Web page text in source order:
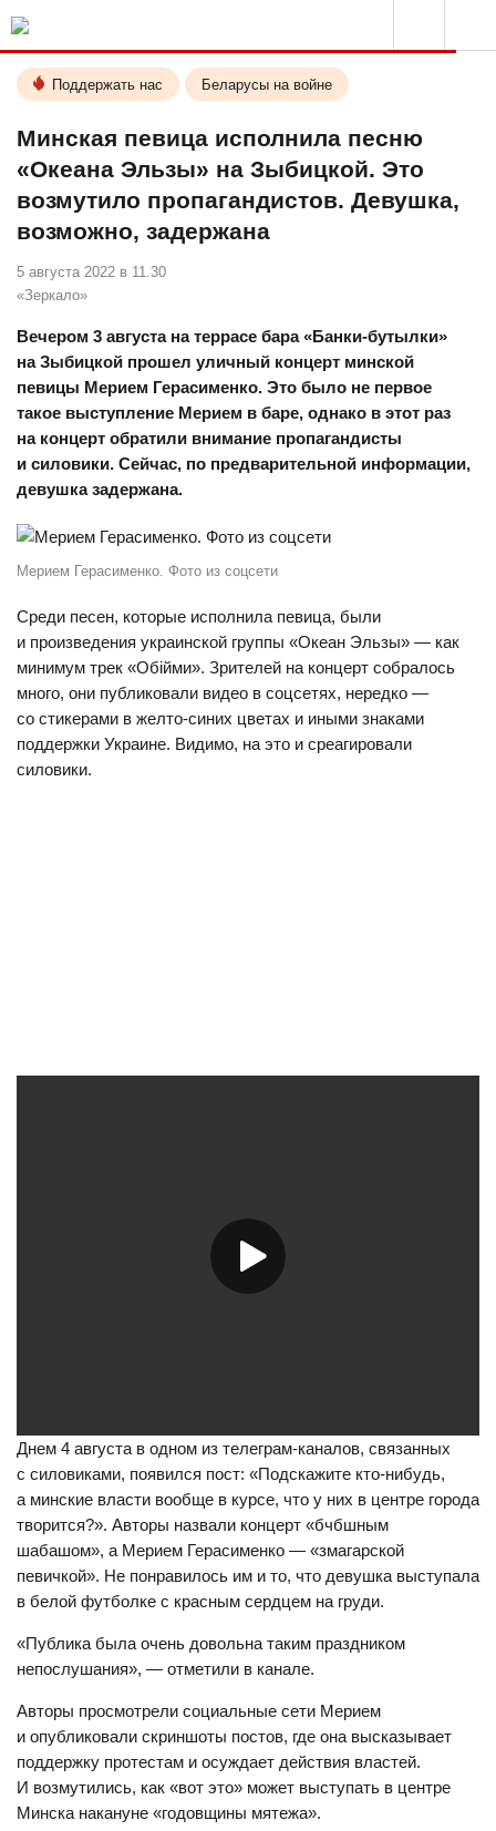
Поддержать нас Беларусы на войне
Минская певица исполнила песню
«Океана Эльзы» на Зыбицкой. Это
возмутило пропагандистов. Девушка,
возможно, задержана
5 августа 2022 в 11.30
«Зеркало»
Вечером 3 августа на террасе бара «Банки-бутылки»
на Зыбицкой прошел уличный концерт минской
певицы Мерием Герасименко. Это было не первое
такое выступление Мерием в баре, однако в этот раз
на концерт обратили внимание пропагандисты
и силовики. Сейчас, по предварительной информации,
девушка задержана.
Мерием Герасименко. Фото из соцсети
Среди песен, которые исполнила певица, были
и произведения украинской группы «Океан Эльзы» — как
минимум трек «Обійми». Зрителей на концерт собралось
много, они публиковали видео в соцсетях, нередко —
со стикерами в желто-синих цветах и иными знаками
поддержки Украине. Видимо, на это и среагировали
силовики.
Днем 4 августа в одном из телеграм-каналов, связанных
с силовиками, появился пост: «Подскажите кто-нибудь,
а минские власти вообще в курсе, что у них в центре города
творится?». Авторы назвали концерт «бчбшным
шабашом», а Мерием Герасименко — «змагарской
певичкой». Не понравилось им и то, что девушка выступала
в белой футболке с красным сердцем на груди.
«Публика была очень довольна таким праздником
непослушания», — отметили в канале.
Авторы просмотрели социальные сети Мерием
и опубликовали скриншоты постов, где она высказывает
поддержку протестам и осуждает действия властей.
И возмутились, как «вот это» может выступать в центре
Минска накануне «годовщины мятежа».